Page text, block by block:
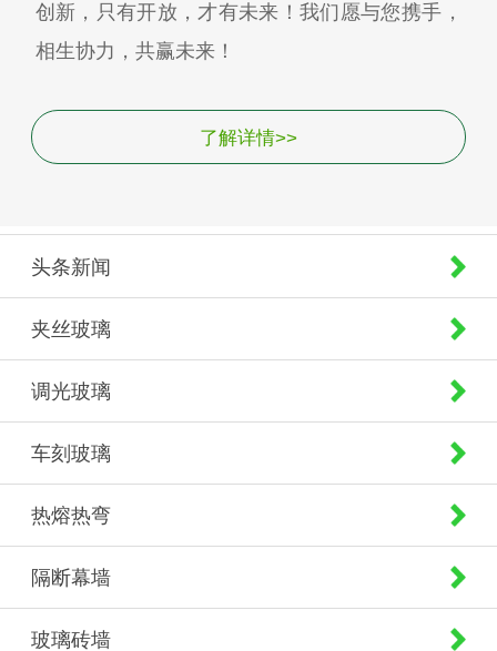
创新，只有开放，才有未来！我们愿与您携手，
相生协力，共赢未来！
了解详情>>
头条新闻
夹丝玻璃
调光玻璃
车刻玻璃
热熔热弯
隔断幕墙
玻璃砖墙